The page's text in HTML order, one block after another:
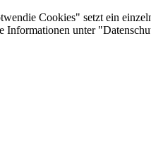
Cookies" setzt ein
Informationen unter